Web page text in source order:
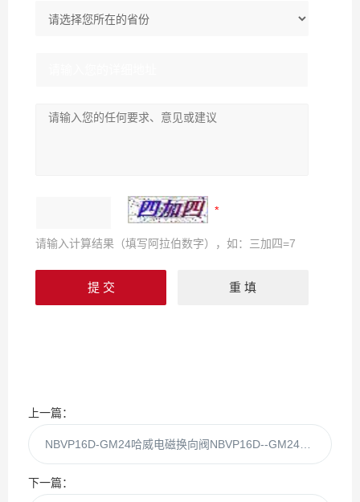
请输入计算结果（填写阿拉伯数字），如：三加四=7
上一篇：
下一篇：